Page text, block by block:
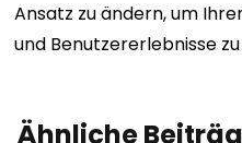
Ansatz zu ändern, um
und Benutzererlebnisse
Ähnliche